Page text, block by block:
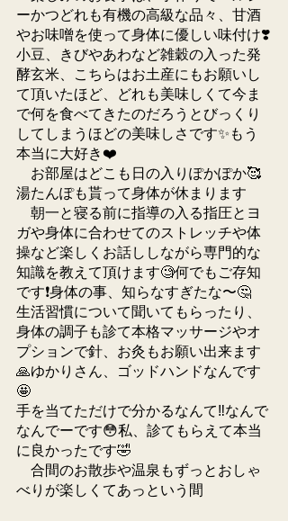
ーかつどれも有機の高級な品々、甘酒
やお味噌を使って身体に優しい味付け❣️
小豆、きびやあわなど雑穀の入った発
酵玄米、こちらはお土産にもお願いし
て頂いたほど、どれも美味しくて今ま
で何を食べてきたのだろうとびっくり
してしまうほどの美味しさです✨もう
本当に大好き❤️
お部屋はどこも日の入りぽかぽか🥰
湯たんぽも貰って身体が休まります
朝一と寝る前に指導の入る指圧とヨ
ガや身体に合わせてのストレッチや体
操など楽しくお話ししながら専門的な
知識を教えて頂けます🧐何でもご存知
です❗️身体の事、知らなすぎたな〜🤔
生活習慣について聞いてもらったり、
身体の調子も診て本格マッサージやオ
プションで針、お灸もお願い出来ます
🙏ゆかりさん、ゴッドハンドなんです
🤩
手を当てただけで分かるなんて‼️なんで
なんでーです😳私、診てもらえて本当
に良かったです🤣
合間のお散歩や温泉もずっとおしゃ
べりが楽しくてあっという間